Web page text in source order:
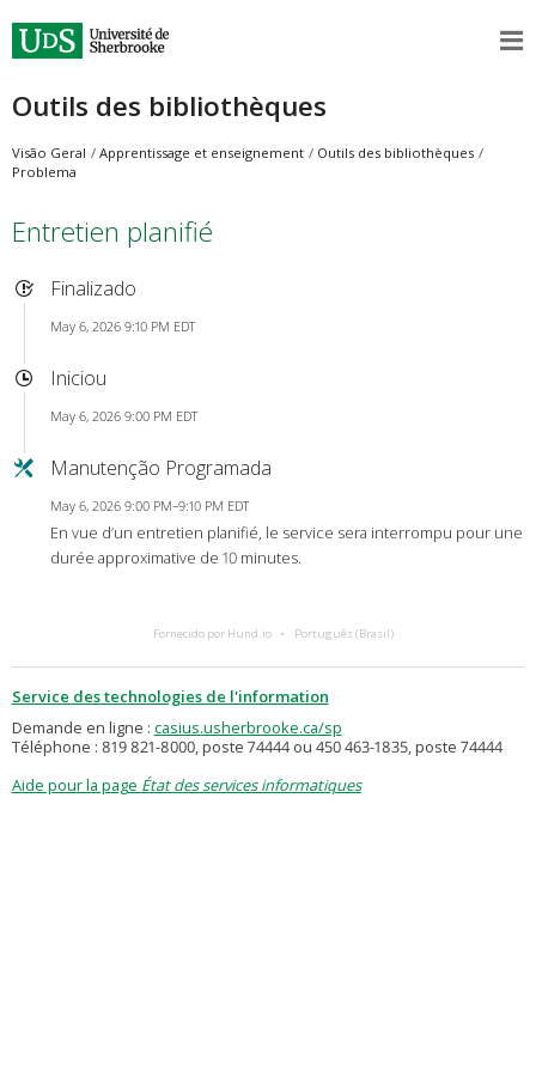
Outils des bibliothèques
Visão Geral Apprentissage et enseignement
Outils des bibliothèques
Problema
Entretien planifié
Finalizado
May 6, 2026 9:10 PM EDT
Iniciou
May 6, 2026 9:00 PM EDT
Manutenção Programada
May 6, 2026 9:00 PM–9:10 PM EDT
En vue d’un entretien planifié, le service sera interrompu pour une
durée approximative de 10 minutes.
Fornecido por Hund.io Português (Brasil)
Service des technologies de l'information
Demande en ligne : casius.usherbrooke.ca/sp
Téléphone : 819 821-8000, poste 74444 ou 450 463-1835, poste 74444
Aide pour la page État des services informatiques